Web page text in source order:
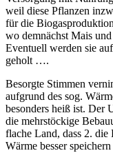
weil diese Pflanzen
für die
wo demnächst Mais
Eventuell werden sie
geholt ….
Besorgte Stimmen
aufgrund des sog.
besonders heiß ist. Der
die mehrstöckige
flache Land, dass 2.
Wärme besser